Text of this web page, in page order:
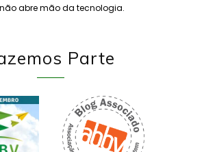
abre mão da tecnologia.
Parte